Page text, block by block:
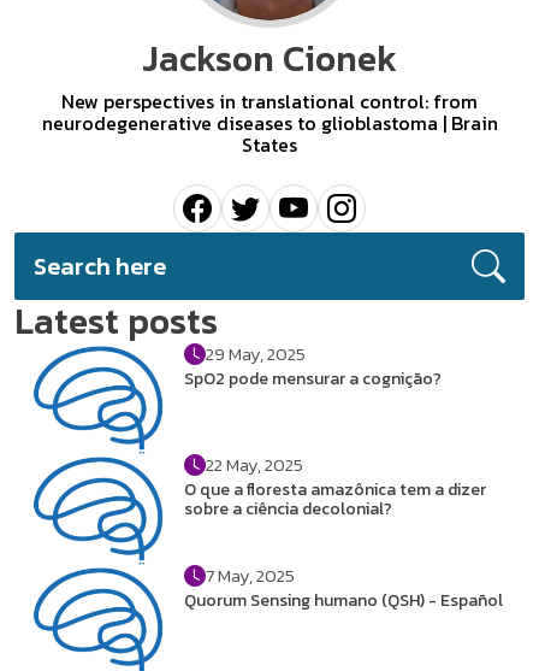
Jackson Cionek
New perspectives in translational control: from
neurodegenerative diseases to glioblastoma | Brain
States
Latest posts
29 May, 2025
SpO2 pode mensurar a cognição?
22 May, 2025
O que a floresta amazônica tem a dizer
sobre a ciência decolonial?
7 May, 2025
Quorum Sensing humano (QSH) - Español